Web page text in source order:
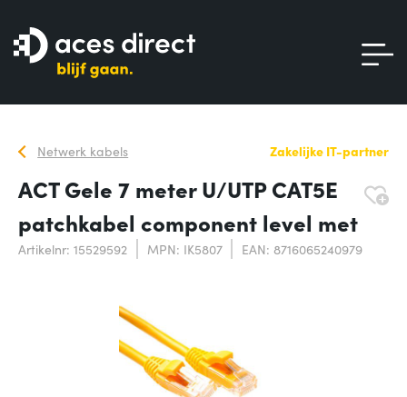
Netwerk kabels Zakelijke IT-partner
ACT Gele 7 meter U/UTP CAT5E
patchkabel component level met
Artikelnr: 15529592 MPN: IK5807 EAN: 8716065240979